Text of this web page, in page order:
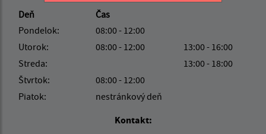
Deň
Čas
Pondelok:
08:00 - 12:00
Utorok:
08:00 - 12:00
13:00 - 16:00
Streda:
13:00 - 18:00
Štvrtok:
08:00 - 12:00
Piatok:
nestránkový deň
Kontakt: